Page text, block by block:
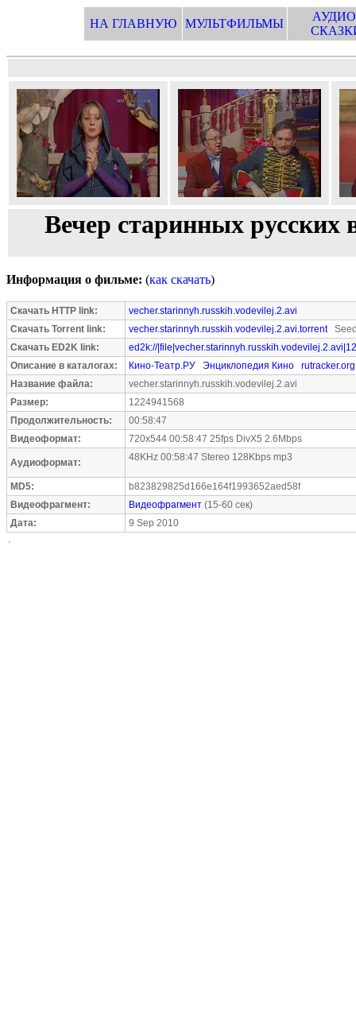
НА ГЛАВНУЮ МУЛЬТФИЛЬМЫ
Вечер старинных
Информация о фильме: (как скачать)
Скачать HTTP link:
vecher.starinnyh.russkih.vodevilej.2.avi
Скачать Torrent link:
vecher.starinnyh.russkih.vodevilej.2.avi.torrent
Скачать ED2K link:
ed2k://
Описание в каталогах:
Кино-Театр.РУ Энциклопедия Кино
rutracker.org
Название файла:
vecher.starinnyh.russkih.vodevilej.2.avi
Размер:
1224941568
Продолжительность:
00:58:47
Видеоформат:
720x544 00:58:47 25fps DivX5 2.6Mbps
Аудиоформат: 48KHz 00:58:47 Stereo 128Kbps mp3
MD5:
b823829825d166e164f1993652aed58f
Видеофрагмент:
Видеофрагмент (15-60 сек)
Дата:
9 Sep 2010